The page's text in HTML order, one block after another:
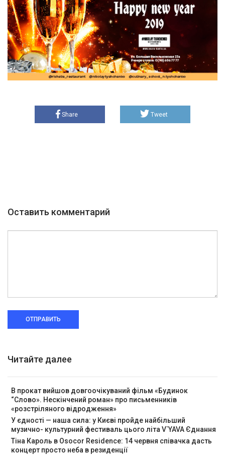
Share Tweet
Оставить комментарий
ОТПРАВИТЬ
Читайте далее
В прокат вийшов довгоочікуваний фільм «Будинок
“Слово». Нескінчений роман» про письменників
«розстріляного відродження»
У єдності — наша сила: у Києві пройде найбільший
музично- культурний фестиваль цього літа V`YAVA Єднання
Тіна Кароль в Osocor Residence: 14 червня співачка дасть
концерт просто неба в резиденції